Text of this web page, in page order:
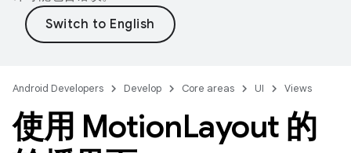
Android Developers Develop Core areas UI Views
使用 MotionLayout 的